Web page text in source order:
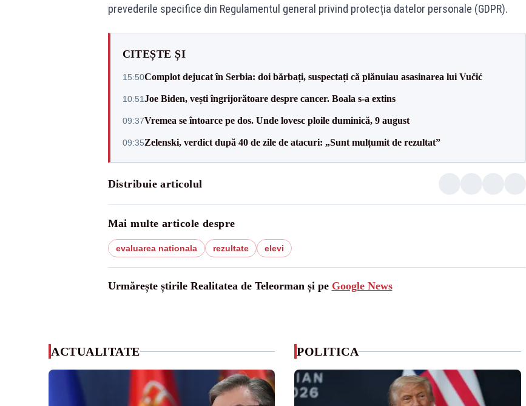
prevederile specifice din Regulamentul general privind protecția datelor personale (GDPR).
CITEȘTE ȘI
15:50Complot dejucat în Serbia: doi bărbați, suspectați că plănuiau asasinarea lui Vučić
10:51Joe Biden, vești îngrijorătoare despre cancer. Boala s-a extins
09:37Vremea se întoarce pe dos. Unde lovesc ploile duminică, 9 august
09:35Zelenski, verdict după 40 de zile de atacuri: „Sunt mulțumit de rezultat”
Distribuie articolul
Mai multe articole despre
evaluarea nationala rezultate elevi
Urmărește știrile Realitatea de Teleorman și pe Google News
ACTUALITATE POLITICA